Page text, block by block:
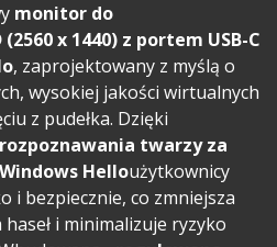
monitor do
x 1440) z portem USB-C
, zaprojektowany z myślą o
wysokiej jakości wirtualnych
z pudełka. Dzięki
twarzy za
Windows Helloużytkownicy
i bezpiecznie, co zmniejsza
i minimalizuje ryzyko